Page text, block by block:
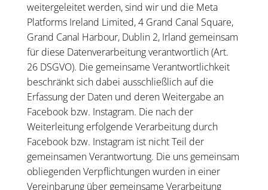
weitergeleitet werden, sind wir und die Meta
Platforms Ireland Limited, 4 Grand Canal Square,
Grand Canal Harbour, Dublin 2, Irland gemeinsam
für diese Datenverarbeitung verantwortlich (Art.
26 DSGVO). Die gemeinsame Verantwortlichkeit
beschränkt sich dabei ausschließlich auf die
Erfassung der Daten und deren Weitergabe an
Facebook bzw. Instagram. Die nach der
Weiterleitung erfolgende Verarbeitung durch
Facebook bzw. Instagram ist nicht Teil der
gemeinsamen Verantwortung. Die uns gemeinsam
obliegenden Verpflichtungen wurden in einer
Vereinbarung über gemeinsame Verarbeitung